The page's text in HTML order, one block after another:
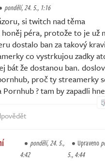
pondělí, 24. 5., 1:16
si twitch nad těma
péra, protože to je už
dostalo ban za takový
co vystrkujou zadky
bát že dostanou ban.
proč ty streamerky
? tam by zapadli
pondělí, 24. 5.,
4:42
Upraveno
5., 4:44